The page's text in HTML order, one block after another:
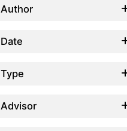
Author
Date
Type
Advisor